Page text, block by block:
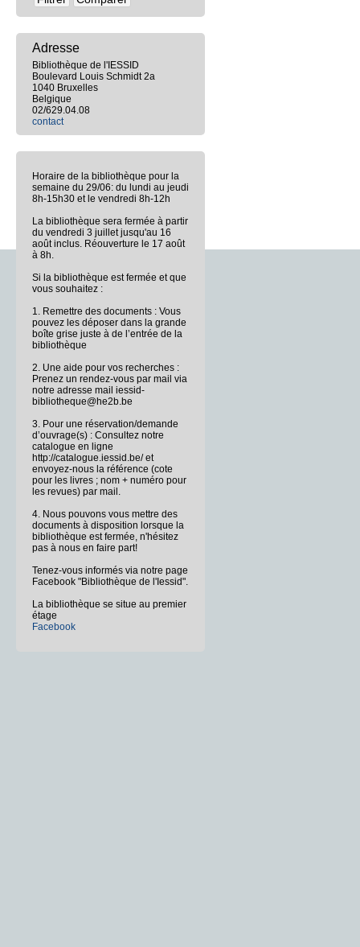
Adresse
Bibliothèque de l'IESSID
Boulevard Louis Schmidt 2a
1040 Bruxelles
Belgique
02/629.04.08
contact
Horaire de la bibliothèque pour la
semaine du 29/06: du lundi au jeudi
8h-15h30 et le vendredi 8h-12h
La bibliothèque sera fermée à partir
du vendredi 3 juillet jusqu'au 16
août inclus. Réouverture le 17 août
à 8h.
Si la bibliothèque est fermée et que
vous souhaitez :
1. Remettre des documents : Vous
pouvez les déposer dans la grande
boîte grise juste à de l’entrée de la
bibliothèque
2. Une aide pour vos recherches :
Prenez un rendez-vous par mail via
notre adresse mail iessid-
bibliotheque@he2b.be
3. Pour une réservation/demande
d’ouvrage(s) : Consultez notre
catalogue en ligne
http://catalogue.iessid.be/ et
envoyez-nous la référence (cote
pour les livres ; nom + numéro pour
les revues) par mail.
4. Nous pouvons vous mettre des
documents à disposition lorsque la
bibliothèque est fermée, n'hésitez
pas à nous en faire part!
Tenez-vous informés via notre page
Facebook "Bibliothèque de l'Iessid".
La bibliothèque se situe au premier
étage
Facebook